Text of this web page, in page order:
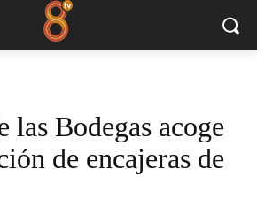
las Bodegas acoge
de encajeras de